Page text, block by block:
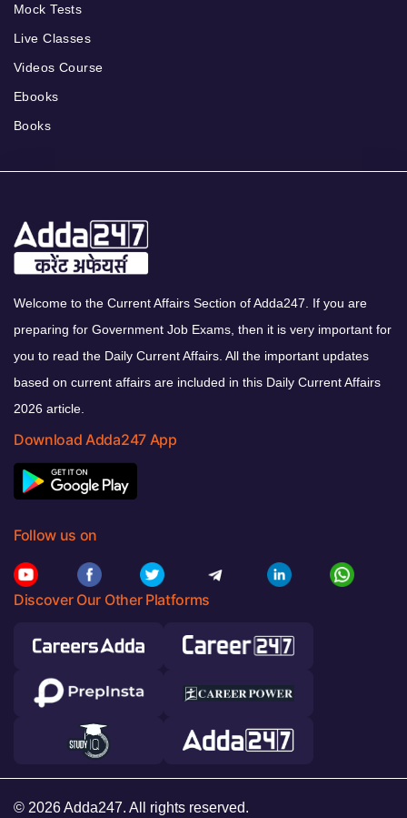
Mock Tests
Live Classes
Videos Course
Ebooks
Books
Welcome to the Current Affairs Section of Adda247. If you are
preparing for Government Job Exams, then it is very important for
you to read the Daily Current Affairs. All the important updates
based on current affairs are included in this Daily Current Affairs
2026 article.
Download Adda247 App
Follow us on
Discover Our Other Platforms
© 2026 Adda247. All rights reserved.